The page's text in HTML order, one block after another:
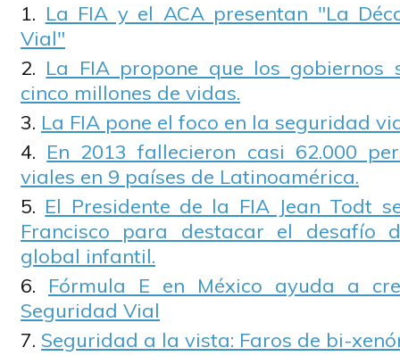
La FIA y el ACA presentan "La
Vial"
La FIA propone que los
cinco millones de vidas.
La FIA pone el foco en la seguridad
En 2013 fallecieron casi 62.000
viales en 9 países de Latinoamérica.
El Presidente de la FIA Jean Todt
Francisco para destacar el desafío
global infantil.
Fórmula E en México ayuda a
Seguridad Vial
Seguridad a la vista: Faros de bi-